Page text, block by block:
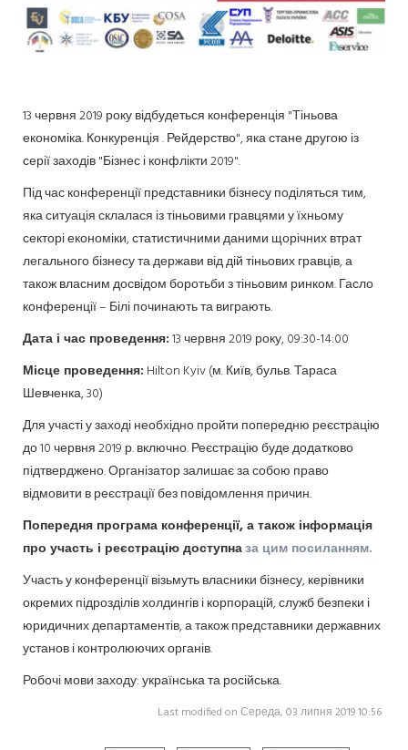
13 червня 2019 року відбудеться конференція "Тіньова
економіка. Конкуренція . Рейдерство", яка стане другою із
серії заходів "Бізнес і конфлікти 2019".
Під час конференції представники бізнесу поділяться тим,
яка ситуація склалася із тіньовими гравцями у їхньому
секторі економіки, статистичними даними щорічних втрат
легального бізнесу та держави від дій тіньових гравців, а
також власним досвідом боротьби з тіньовим ринком. Гасло
конференції – Білі починають та виграють.
Дата і час проведення:13 червня 2019 року, 09:30-14:00
Місце проведення: Hilton Kyiv (м. Київ, бульв. Тараса
Шевченка, 30)
Для участі у заході необхідно пройти попередню реєстрацію
до 10 червня 2019 р. включно. Реєстрацію буде додатково
підтверджено. Організатор залишає за собою право
відмовити в реєстрації без повідомлення причин.
Попередня програма конференції, а також інформація
про участь і реєстрацію доступназа цим посиланням.
Участь у конференції візьмуть власники бізнесу, керівники
окремих підрозділів холдингів і корпорацій, служб безпеки і
юридичних департаментів, а також представники державних
установ і контролюючих органів.
Робочі мови заходу: українська та російська.
Last modified on Середа, 03 липня 2019 10:56